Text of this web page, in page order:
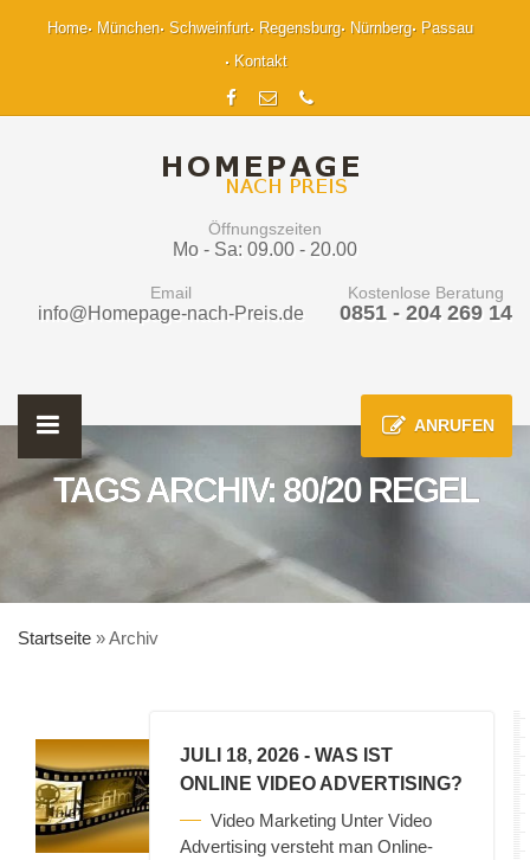
Home München Schweinfurt Regensburg Nürnberg
Passau
Kontakt
Öffnungszeiten
Mo - Sa: 09.00 - 20.00
Email
info@Homepage-nach-Preis.de
Kostenlose Beratung
0851 - 204 269 14
ANRUFEN
TAGS ARCHIV: 80/20 REGEL
Startseite »Archiv
JULI 18, 2026 - WAS IST
ONLINE VIDEO ADVERTISING?
Video Marketing Unter Video
Advertising versteht man Online-